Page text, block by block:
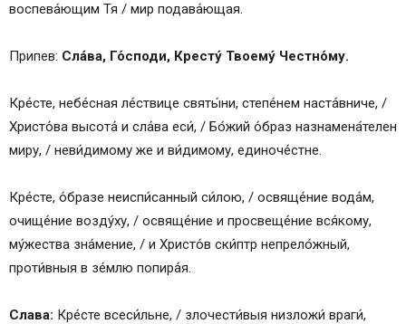
воспева́ющим Тя / мир подава́ющая.
Припев: Сла́ва, Го́споди, Кресту́ Твоему́ Честно́му.
Кре́сте, небе́сная ле́ствице святы́ни, степе́нем наста́вниче, /
Христо́ва высота́ и сла́ва еси́, / Бо́жий о́браз назнамена́телен
миру, / неви́димому же и ви́димому, единоче́стне.
Кре́сте, о́бразе неиспи́санный си́лою, / освяще́ние вода́м,
очище́ние возду́ху, / освяще́ние и просвеще́ние вся́кому,
му́жества зна́мение, / и Христо́в ски́птр непрело́жный,
проти́вныя в зе́млю попира́я.
Слава: Кре́сте всеси́льне, / злочести́выя низложи́ враги́,